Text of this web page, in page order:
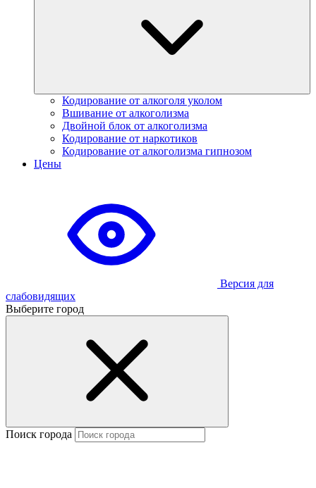
Кодирование от алкоголя уколом
Вшивание от алкоголизма
Двойной блок от алкоголизма
Кодирование от наркотиков
Кодирование от алкоголизма гипнозом
Цены
Версия для
слабовидящих
Выберите город
Поиск города